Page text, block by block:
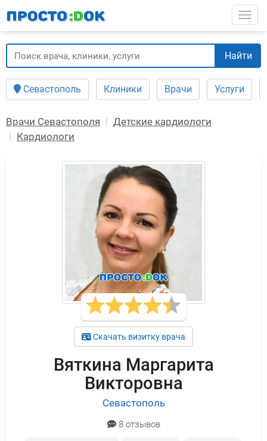
содержанию
Найти
Севастополь Клиники Врачи Услуги
Врачи Севастополя
Детские кардиологи
Кардиологи
Скачать визитку врача
Вяткина Маргарита
Викторовна
Севастополь
8 отзывов